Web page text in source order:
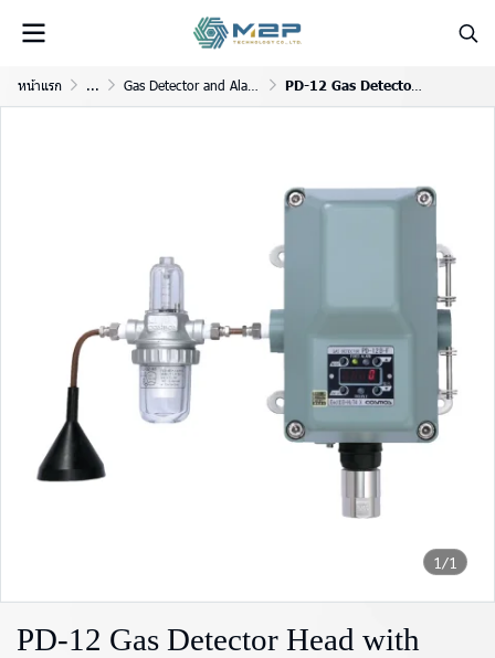
หน้าแรก ... Gas Detector and Alarm System PD-12 Gas Detector Head with Display.
1/1
PD-12 Gas Detector Head with